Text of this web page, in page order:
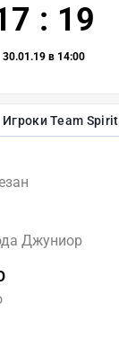
Игроки Team Spirit
Джуниор
: 19
30.01.19 в 14:00